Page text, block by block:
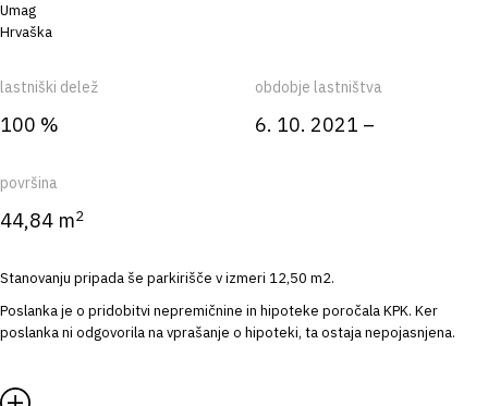
Umag
Hrvaška
lastniški delež
100 %
obdobje lastništva
6. 10. 2021 –
površina
44,84 m2
Stanovanju pripada še parkirišče v izmeri 12,50 m2.
Poslanka je o pridobitvi nepremičnine in hipoteke poročala KPK. Ker
poslanka ni odgovorila na vprašanje o hipoteki, ta ostaja nepojasnjena.